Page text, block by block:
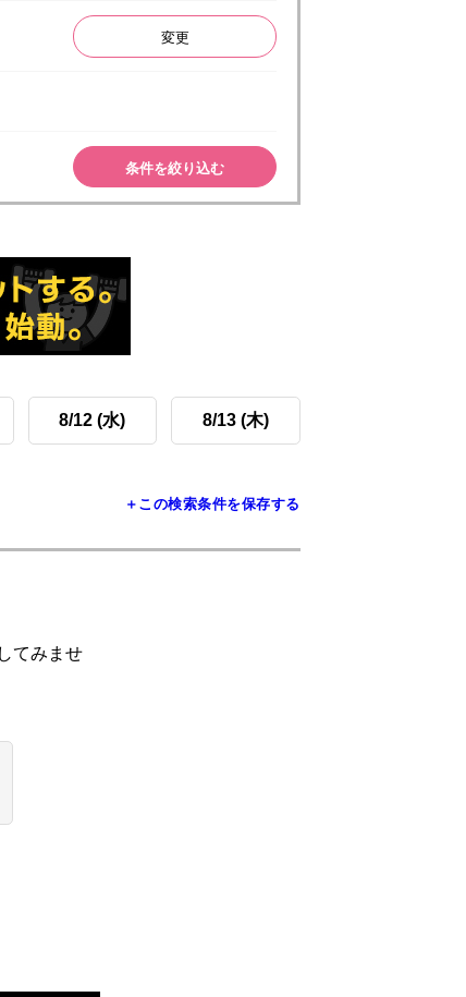
変更
条件を絞り込む
8/12 (水) 8/13 (木)
＋この検索条件を保存する
てみませ